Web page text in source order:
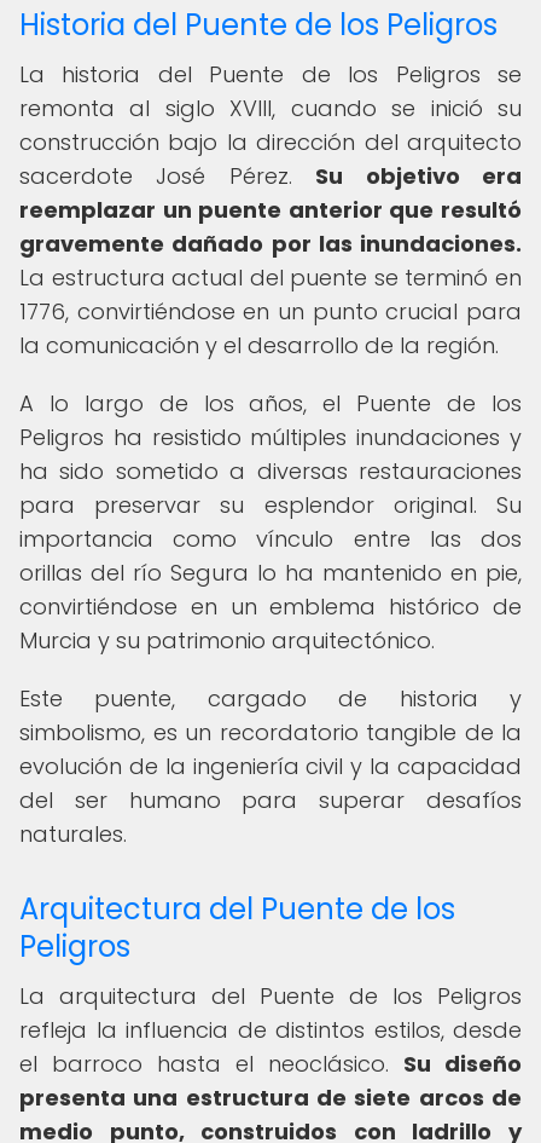
Historia del Puente de los Peligros
La historia del Puente de los Peligros se
remonta al siglo XVIII, cuando se inició su
construcción bajo la dirección del arquitecto
sacerdote José Pérez. Su objetivo era
reemplazar un puente anterior que resultó
gravemente dañado por las inundaciones.
La estructura actual del puente se terminó en
1776, convirtiéndose en un punto crucial para
la comunicación y el desarrollo de la región.
A lo largo de los años, el Puente de los
Peligros ha resistido múltiples inundaciones y
ha sido sometido a diversas restauraciones
para preservar su esplendor original. Su
importancia como vínculo entre las dos
orillas del río Segura lo ha mantenido en pie,
convirtiéndose en un emblema histórico de
Murcia y su patrimonio arquitectónico.
Este puente, cargado de historia y
simbolismo, es un recordatorio tangible de la
evolución de la ingeniería civil y la capacidad
del ser humano para superar desafíos
naturales.
Arquitectura del Puente de los
Peligros
La arquitectura del Puente de los Peligros
refleja la influencia de distintos estilos, desde
el barroco hasta el neoclásico. Su diseño
presenta una estructura de siete arcos de
medio punto, construidos con ladrillo y